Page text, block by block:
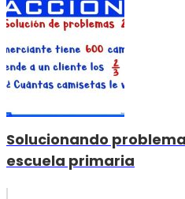
Solucionando
escuela primaria